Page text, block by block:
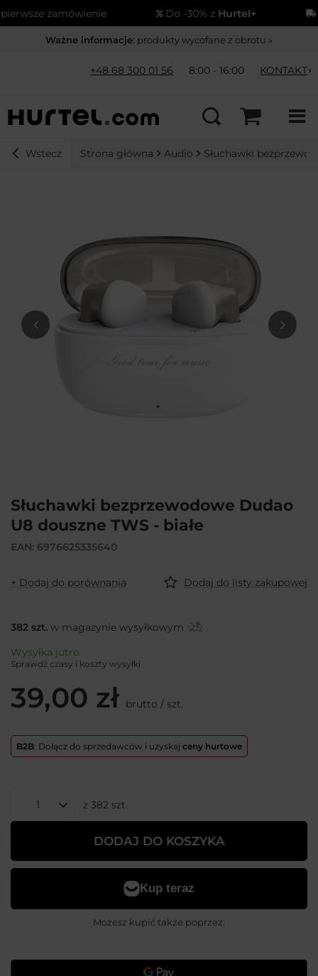
zamówienie Do -30% zHurtel+
Ważne informacje: produkty wycofane z obrotu »
+48 68 300 01 56 8:00 - 16:00 KONTAKT
Wstecz Strona główna Audio Słuchawki
Słuchawki bezprzewodowe Dudao
U8 douszne TWS - białe
EAN: 6976625335640
+ Dodaj do porównania Dodaj do listy zakupowej
382 szt. w magazynie wysyłkowym
Wysyłka jutro
Sprawdź czasy i koszty wysyłki
39,00 zł brutto / szt.
B2B: Dołącz do sprzedawców i uzyskaj ceny hurtowe
z 382 szt.
DODAJ DO KOSZYKA
Możesz kupić także poprzez: